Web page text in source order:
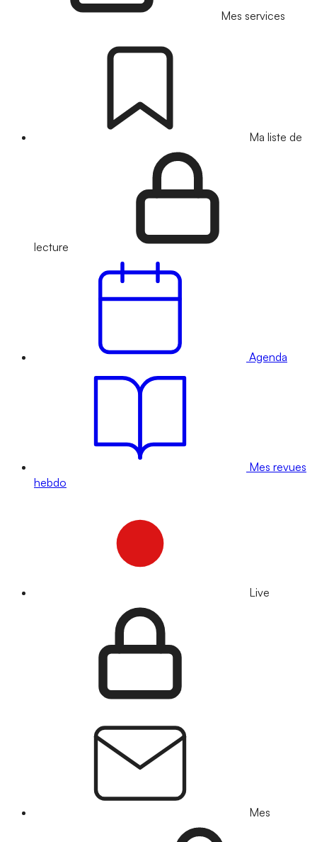
Mes services
Ma liste de
lecture
Agenda
Mes revues
hebdo
Live
Mes